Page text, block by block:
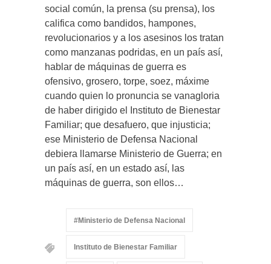
social común, la prensa (su prensa), los
califica como bandidos, hampones,
revolucionarios y a los asesinos los tratan
como manzanas podridas, en un país así,
hablar de máquinas de guerra es
ofensivo, grosero, torpe, soez, máxime
cuando quien lo pronuncia se vanagloria
de haber dirigido el Instituto de Bienestar
Familiar; que desafuero, que injusticia;
ese Ministerio de Defensa Nacional
debiera llamarse Ministerio de Guerra; en
un país así, en un estado así, las
máquinas de guerra, son ellos…
#Ministerio de Defensa Nacional
Instituto de Bienestar Familiar